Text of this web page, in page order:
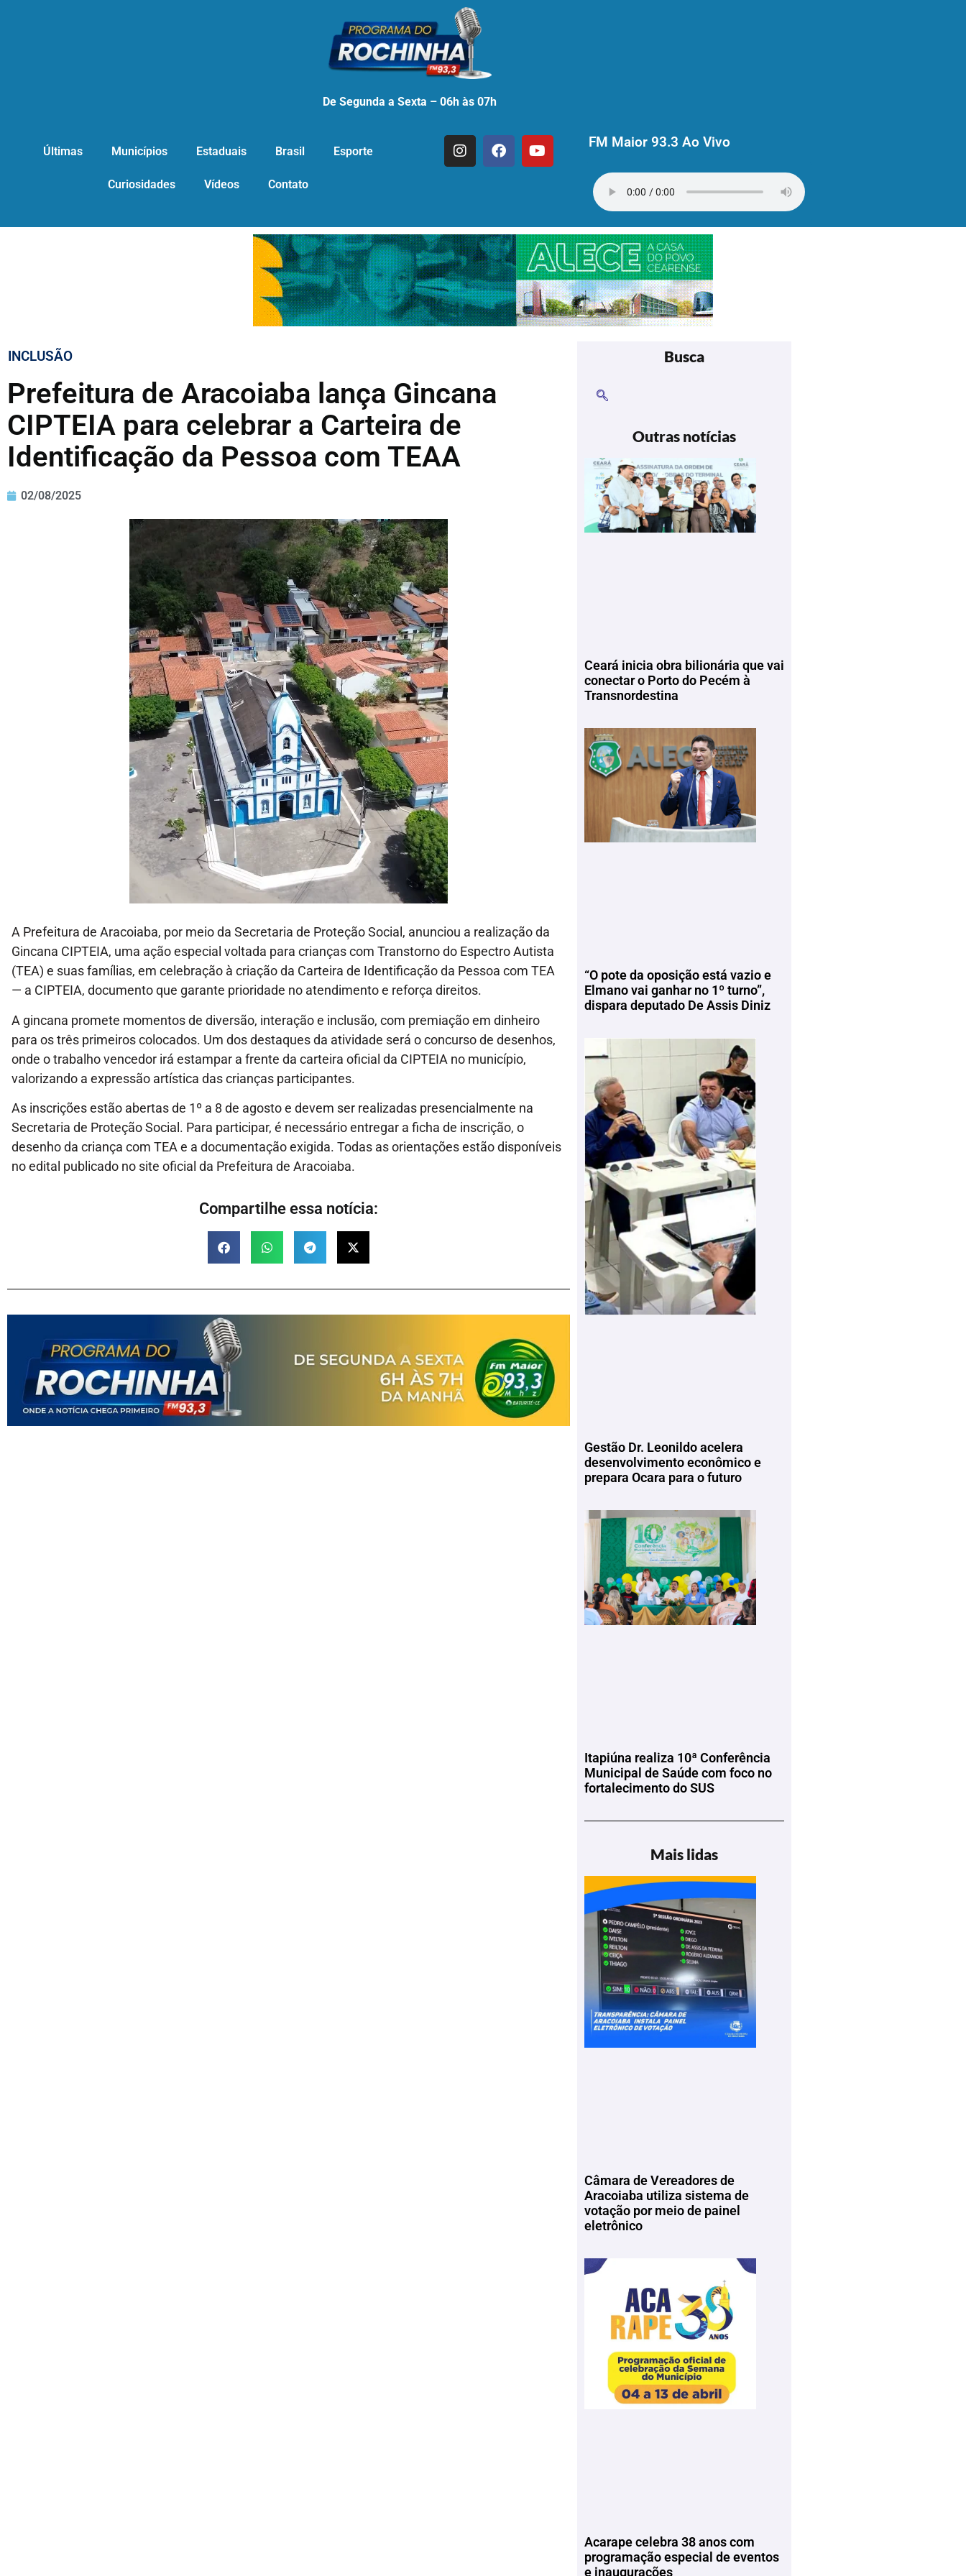
De Segunda a Sexta – 06h às 07h
Últimas Municípios Estaduais Brasil Esporte
Curiosidades Vídeos Contato
FM Maior 93.3 Ao Vivo
INCLUSÃO
Prefeitura de Aracoiaba lança Gincana
CIPTEIA para celebrar a Carteira de
Identificação da Pessoa com TEAA
02/08/2025
A Prefeitura de Aracoiaba, por meio da Secretaria de Proteção Social, anunciou a realização da
Gincana CIPTEIA, uma ação especial voltada para crianças com Transtorno do Espectro Autista
(TEA) e suas famílias, em celebração à criação da Carteira de Identificação da Pessoa com TEA
— a CIPTEIA, documento que garante prioridade no atendimento e reforça direitos.
A gincana promete momentos de diversão, interação e inclusão, com premiação em dinheiro
para os três primeiros colocados. Um dos destaques da atividade será o concurso de desenhos,
onde o trabalho vencedor irá estampar a frente da carteira oficial da CIPTEIA no município,
valorizando a expressão artística das crianças participantes.
As inscrições estão abertas de 1º a 8 de agosto e devem ser realizadas presencialmente na
Secretaria de Proteção Social. Para participar, é necessário entregar a ficha de inscrição, o
desenho da criança com TEA e a documentação exigida. Todas as orientações estão disponíveis
no edital publicado no site oficial da Prefeitura de Aracoiaba.
Compartilhe essa notícia:
Busca
Outras notícias
Ceará inicia obra bilionária que vai
conectar o Porto do Pecém à
Transnordestina
“O pote da oposição está vazio e
Elmano vai ganhar no 1º turno”,
dispara deputado De Assis Diniz
Gestão Dr. Leonildo acelera
desenvolvimento econômico e
prepara Ocara para o futuro
Itapiúna realiza 10ª Conferência
Municipal de Saúde com foco no
fortalecimento do SUS
Mais lidas
Câmara de Vereadores de
Aracoiaba utiliza sistema de
votação por meio de painel
eletrônico
Acarape celebra 38 anos com
programação especial de eventos
e inaugurações